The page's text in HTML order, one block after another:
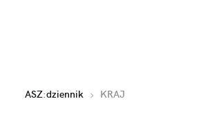
ASZ:dziennik KRAJ